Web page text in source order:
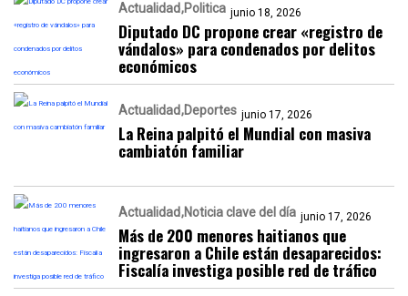
Actualidad Politica junio 18, 2026
Diputado DC propone crear «registro de
vándalos» para condenados por delitos
económicos
Actualidad Deportes junio 17, 2026
La Reina palpitó el Mundial con masiva
cambiatón familiar
Actualidad Noticia clave del día junio 17, 2026
Más de 200 menores haitianos que
ingresaron a Chile están desaparecidos:
Fiscalía investiga posible red de tráfico